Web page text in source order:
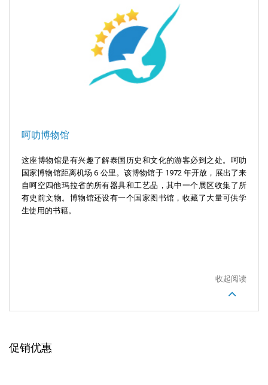
呵叻博物馆
这座博物馆是有兴趣了解泰国历史和文化的游客必到之处。呵叻
国家博物馆距离机场 6 公里。该博物馆于 1972 年开放，展出了来
自呵空四他玛拉省的所有器具和工艺品，其中一个展区收集了所
有史前文物。博物馆还设有一个国家图书馆，收藏了大量可供学
生使用的书籍。
收起阅读
促销优惠